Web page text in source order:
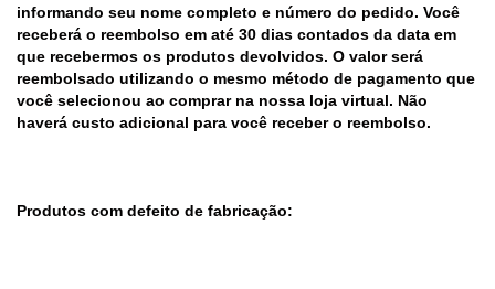
informando seu nome completo e número do pedido. Você
receberá o reembolso em até 30 dias contados da data em
que recebermos os produtos devolvidos. O valor será
reembolsado utilizando o mesmo método de pagamento que
você selecionou ao comprar na nossa loja virtual. Não
haverá custo adicional para você receber o reembolso.
Produtos com defeito de fabricação: